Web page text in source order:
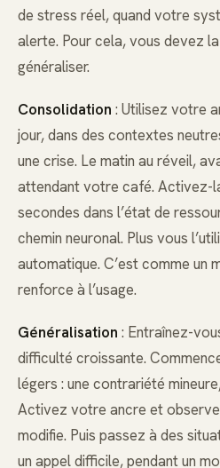
de stress réel, quand votre
alerte. Pour cela, vous devez
généraliser.
Consolidation : Utilisez votre
jour, dans des contextes
une crise. Le matin au réveil,
attendant votre café. Activez-
secondes dans l’état de
chemin neuronal. Plus vous
automatique. C’est comme un
renforce à l’usage.
Généralisation : Entraînez-
difficulté croissante.
légers : une contrariété
Activez votre ancre et
modifie. Puis passez à des
un appel difficile, pendant un